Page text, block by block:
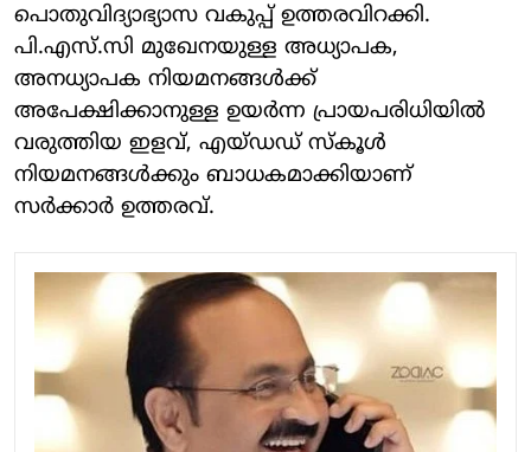
പൊതുവിദ്യാഭ്യാസ വകുപ്പ് ഉത്തരവിറക്കി.
പി.എസ്.സി മുഖേനയുള്ള അധ്യാപക,
അനധ്യാപക നിയമനങ്ങൾക്ക്
അപേക്ഷിക്കാനുള്ള ഉയർന്ന പ്രായപരിധിയിൽ
വരുത്തിയ ഇളവ്, എയ്ഡഡ് സ്കൂൾ
നിയമനങ്ങൾക്കും ബാധകമാക്കിയാണ്
സർക്കാർ ഉത്തരവ്.